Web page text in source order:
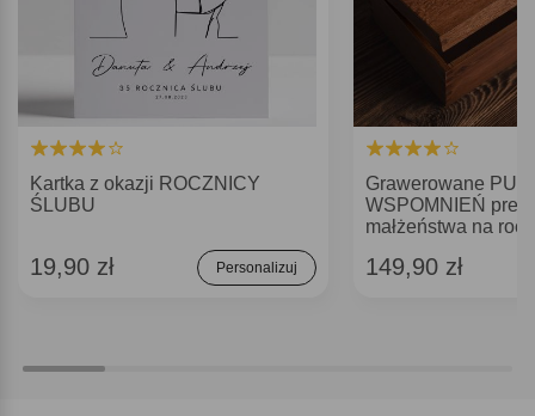
Kartka z okazji ROCZNICY
ŚLUBU
19,90 zł Personalizuj
Grawerowane
WSPOMNIEŃ
małżeństwa na
149,90 zł